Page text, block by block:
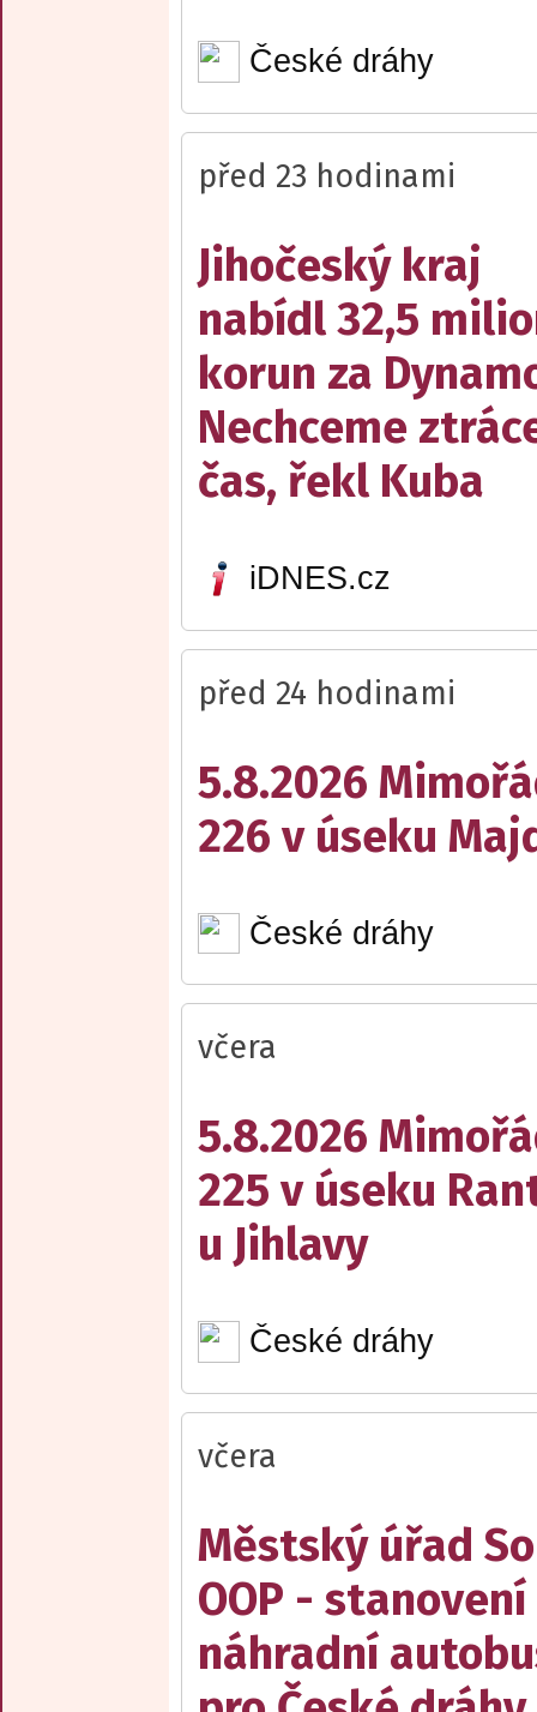
České dráhy
před 23 hodinami
Jihočeský kraj
nabídl 32,5
korun za
Nechceme
čas, řekl Kuba
iDNES.cz
před 24 hodinami
5.8.2026
226 v úseku
České dráhy
včera
5.8.2026
225 v úseku
u Jihlavy
České dráhy
včera
Městský úřad
OOP -
náhradní